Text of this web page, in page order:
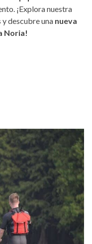
¡Explora nuestra
y descubre una nueva
Noria!